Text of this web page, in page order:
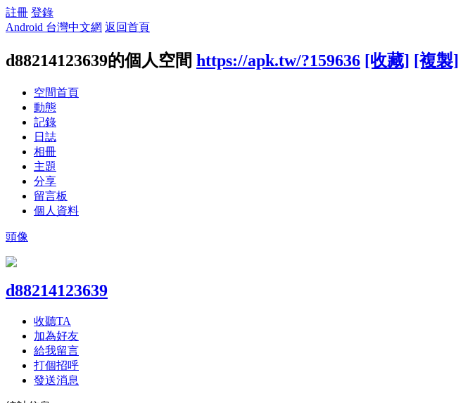
註冊 登錄
Android 台灣中文網 返回首頁
d88214123639的個人空間 https://apk.tw/?159636 [收藏] [複製]
空間首頁
動態
記錄
日誌
相冊
主題
分享
留言板
個人資料
頭像
d88214123639
收聽TA
加為好友
給我留言
打個招呼
發送消息